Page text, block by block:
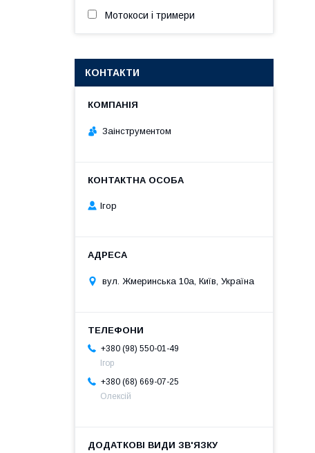
Мотокоси і тримери
КОНТАКТИ
Заінструментом
Ігор
вул. Жмеринська 10а, Київ, Україна
+380 (98) 550-01-49
Ігор
+380 (68) 669-07-25
Олексій